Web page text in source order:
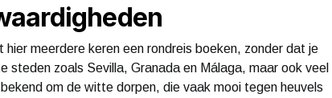
hier meerdere keren een rondreis boeken, zonder dat je
steden zoals Sevilla, Granada en Málaga, maar ook veel
om de witte dorpen, die vaak mooi tegen heuvels